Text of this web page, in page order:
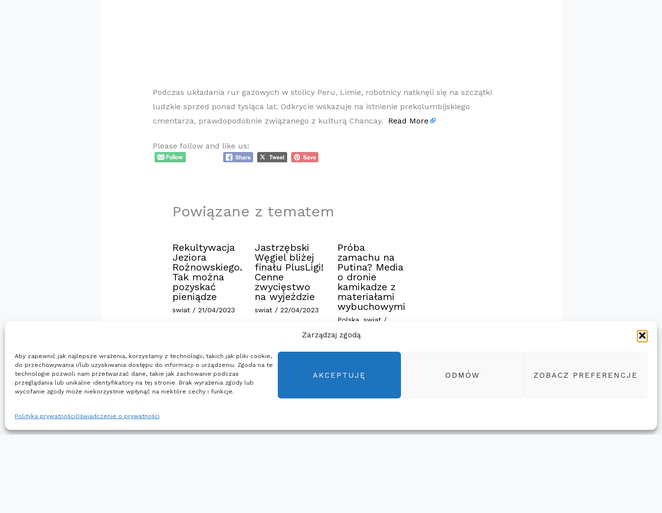
Zarządzaj zgodą
Aby zapewnić jak najlepsze wrażenia, korzystamy z technologii, takich jak pliki cookie,
do przechowywania i/lub uzyskiwania dostępu do informacji o urządzeniu. Zgoda na te
technologie pozwoli nam przetwarzać dane, takie jak zachowanie podczas
przeglądania lub unikalne identyfikatory na tej stronie. Brak wyrażenia zgody lub
wycofanie zgody może niekorzystnie wpłynąć na niektóre cechy i funkcje.
AKCEPTUJĘ ODMÓW ZOBACZ PREFERENCJE
Polityka prywatnościOświadczenie o prywatności
Podczas układania rur gazowych w stolicy Peru, Limie, robotnicy natknęli się na szczątki
ludzkie sprzed ponad tysiąca lat. Odkrycie wskazuje na istnienie prekolumbijskiego
cmentarza, prawdopodobnie związanego z kulturą Chancay. Read More
Please follow and like us:
Powiązane z tematem
Rekultywacja
Jeziora
Rożnowskiego.
Tak można
pozyskać
pieniądze
swiat /21/04/2023
Jastrzębski
Węgiel bliżej
finału PlusLigi!
Cenne
zwycięstwo
na wyjeździe
swiat /22/04/2023
Próba
zamachu na
Putina? Media
o dronie
kamikadze z
materiałami
wybuchowymi
Polska swiat/